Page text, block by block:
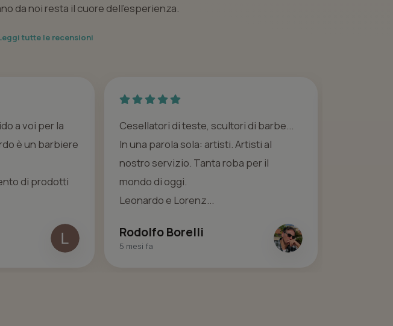
da noi resta il cuore dell’esperienza.
tutte le recensioni
a voi per la
è un barbiere
di prodotti
Cesellatori di teste, scultori di barbe...
In una parola sola: artisti. Artisti al
nostro servizio. Tanta roba per il
mondo di oggi.
Leonardo e Lorenz...
Rodolfo Borelli
5 mesi fa